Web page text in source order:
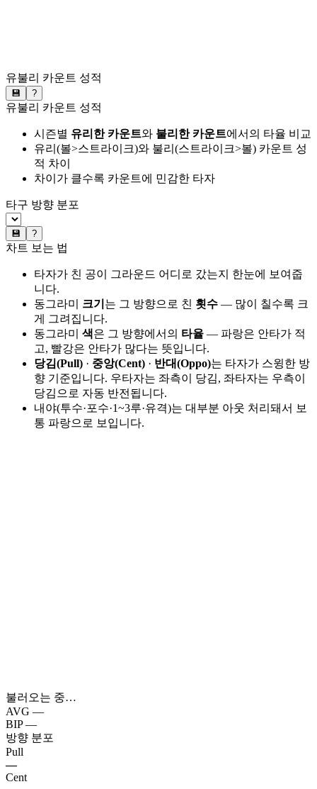
유불리 카운트 성적
💾 ?
유불리 카운트 성적
시즌별 유리한 카운트와 불리한 카운트에서의 타율 비교
유리(볼>스트라이크)와 불리(스트라이크>볼) 카운트 성
적 차이
차이가 클수록 카운트에 민감한 타자
타구 방향 분포
💾 ?
차트 보는 법
타자가 친 공이 그라운드 어디로 갔는지 한눈에 보여줍
니다.
동그라미 크기 는 그 방향으로 친 횟수 — 많이 칠수록 크
게 그려집니다.
동그라미 색은 그 방향에서의 타율 — 파랑은 안타가 적
고, 빨강은 안타가 많다는 뜻입니다.
당김(Pull) · 중앙(Cent) · 반대(Oppo)는 타자가 스윙한 방
향 기준입니다. 우타자는 좌측이 당김, 좌타자는 우측이
당김으로 자동 반전됩니다.
내야(투수·포수·1~3루·유격)는 대부분 아웃 처리돼서 보
통 파랑으로 보입니다.
불러오는 중…
AVG —
BIP —
방향 분포
Pull
—
Cent